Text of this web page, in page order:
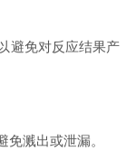
免对反应结果产
溅出或泄漏。